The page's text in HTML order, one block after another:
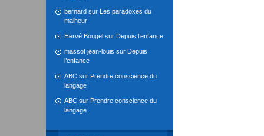
bernard sur Les paradoxes du
malheur
Hervé Bougel sur Depuis l’enfance
massot jean-louis sur Depuis
l’enfance
ABC sur Prendre conscience du
langage
ABC sur Prendre conscience du
langage